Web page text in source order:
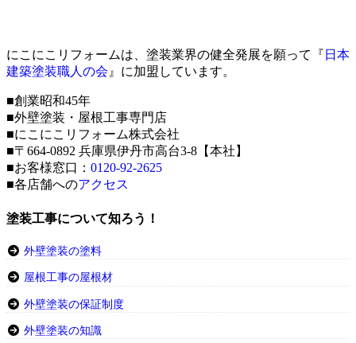
にこにこリフォームは、塗装業界の健全発展を願って『 日本
建築塗装職人の会 』に加盟しています。
■創業昭和45年
■外壁塗装・屋根工事専門店
■にこにこリフォーム株式会社
■〒664-0892 兵庫県伊丹市高台3-8【本社】
■お客様窓口： 0120-92-2625
■各店舗へのアクセス
塗装工事について知ろう！
外壁塗装の塗料
屋根工事の屋根材
外壁塗装の保証制度
外壁塗装の知識